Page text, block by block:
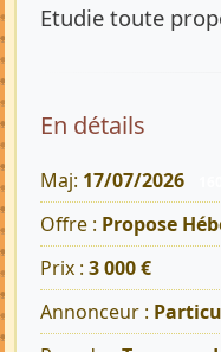
Etudie toute
En détails
Maj: 17/07/2026
Offre : Propose
Prix : 3 000 €
Annonceur :